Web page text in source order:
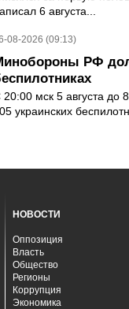
6 августа...
08-2026 (09:13)
РФ
20:00 мск 5 августа до
украинских
НОВОСТИ
Оппозиция
Власть
Общество
Регионы
Коррупция
Экономика